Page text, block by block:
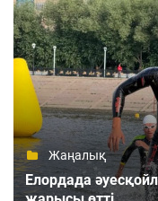
Жаңалық
Елордада